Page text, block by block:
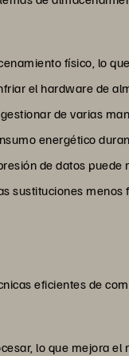
físico, lo
el hardware de
de varias
energético
de datos puede
sustituciones menos
eficientes de
lo que mejora el